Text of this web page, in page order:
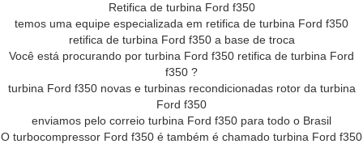
Retifica de turbina Ford f350
temos uma equipe especializada em retifica de turbina Ford f350
retifica de turbina Ford f350 a base de troca
Você está procurando por turbina Ford f350 retifica de turbina Ford
f350 ?
turbina Ford f350 novas e turbinas recondicionadas rotor da turbina
Ford f350
enviamos pelo correio turbina Ford f350 para todo o Brasil
O turbocompressor Ford f350 é também é chamado turbina Ford f350